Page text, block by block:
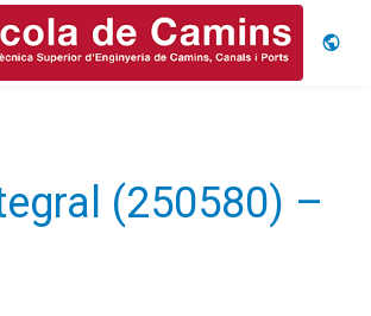
(250580) –